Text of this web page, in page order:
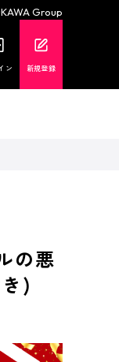
Group
ン 新規登録
の悪
)